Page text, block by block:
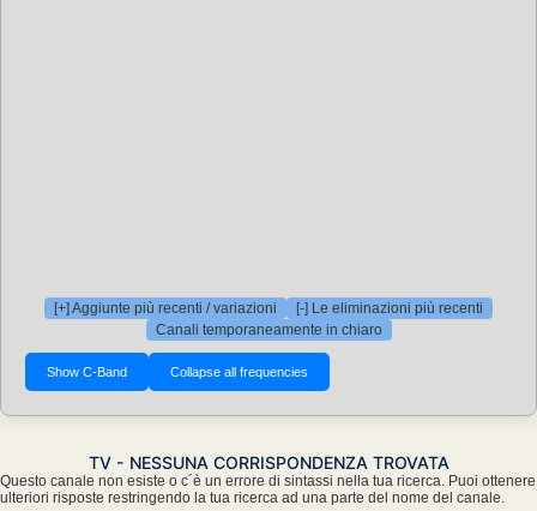
[+] Aggiunte più recenti / variazioni
[-] Le eliminazioni più recenti
Canali temporaneamente in chiaro
TV - NESSUNA CORRISPONDENZA TROVATA
Questo canale non esiste o c´è un errore di sintassi nella tua ricerca. Puoi ottenere
ulteriori risposte restringendo la tua ricerca ad una parte del nome del canale.